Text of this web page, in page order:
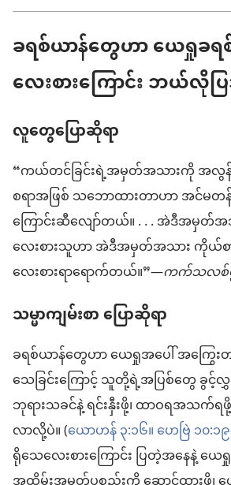
ခရစ်ယာန်တွေဟာ ယေရှုခ
လေးစားကြောင်း ဘယ်လို
လူတွေပြောဆိုရာ
“ကယ်တင်ခြင်းရဲ့အမှတ်အသားကို အလွ
စရာအဖြစ် သဘောထားတာဟာ အင်မတ
ကြောင်းဆီလျော်တယ်။ . . . အဲဒီအမှ
လေးစားသူဟာ အဲဒီအမှတ်အသား ကိုယ်
လေးစားရာရောက်တယ်။”—ကက်သလစ်
သမ္မာကျမ်းစာ ပြောဆိုရာ
ခရစ်ယာန်တွေဟာ ယေရှုအပေါ် အကြွေ
သေခြင်းကြောင့် သူတို့ရဲ့အပြစ်တွေ ခွင့်လွှ
ဘုရားသခင်နဲ့ ရင်းနှီးဖို့၊ ထာဝရအသက်
လာလို့ပဲ။ (ယောဟန် ၃:၁၆။ဟေဗြဲ ၁၀:၁
ရိုသေလေးစားကြောင်း ပြတဲ့အနေနဲ့ ယ